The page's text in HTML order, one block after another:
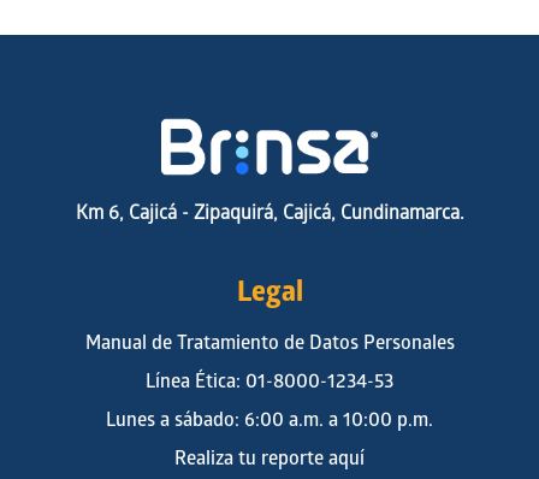
fortalecimiento que promueven acceso a agua de mejor
calidad y una gobernanza más sólida del recurso.
sostenible se construye con alianzas, conocimiento y
Km 6, Cajicá - Zipaquirá, Cajicá, Cundinamarca.
Legal
Manual de Tratamiento de Datos Personales
Línea Ética: 01-8000-1234-53
Lunes a sábado: 6:00 a.m. a 10:00 p.m.
Realiza tu reporte aquí